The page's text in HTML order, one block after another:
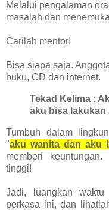
Melalui pengalaman
masalah dan
Carilah mentor!
Bisa siapa saja.
buku, CD dan internet.
Tekad Kelima :
aku bisa lakukan
Tumbuh dalam
"aku wanita dan aku
memberi
tinggi!
Jadi, luangkan waktu
perkasa ini, dan